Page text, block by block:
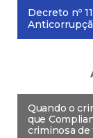
Decreto nº
Quando o
que
criminosa